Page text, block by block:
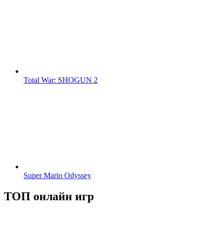
Total War: SHOGUN 2
Super Mario Odyssey
ТОП онлайн игр